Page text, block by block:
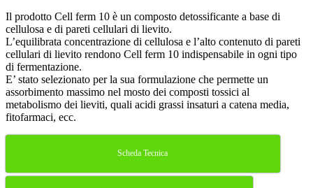
Il prodotto Cell ferm 10 è un composto detossificante a base di
cellulosa e di pareti cellulari di lievito.
L’equilibrata concentrazione di cellulosa e l’alto contenuto di pareti
cellulari di lievito rendono Cell ferm 10 indispensabile in ogni tipo
di fermentazione.
E’ stato selezionato per la sua formulazione che permette un
assorbimento massimo nel mosto dei composti tossici al
metabolismo dei lieviti, quali acidi grassi insaturi a catena media,
fitofarmaci, ecc.
Scheda Tecnica